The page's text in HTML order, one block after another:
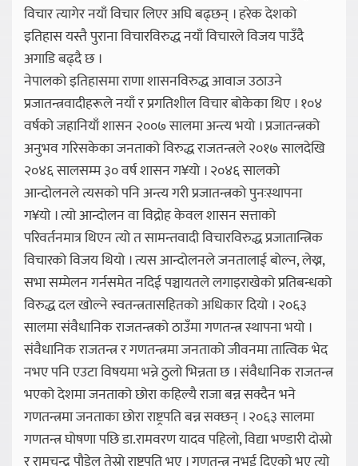
विचार त्यागेर नयाँ विचार लिएर अघि बढ्छन् । हरेक देशको
इतिहास यस्तै पुराना विचारविरुद्ध नयाँ विचारले विजय पाउँदै
अगाडि बढ्दै छ ।
नेपालको इतिहासमा राणा शासनविरुद्ध आवाज उठाउने
प्रजातन्त्रवादीहरूले नयाँ र प्रगतिशील विचार बोकेका थिए । १०४
वर्षको जहानियाँ शासन २००७ सालमा अन्त्य भयो । प्रजातन्त्रको
अनुभव गरिसकेका जनताको विरुद्ध राजतन्त्रले २०१७ सालदेखि
२०४६ सालसम्म ३० वर्ष शासन ग¥यो । २०४६ सालको
आन्दोलनले त्यसको पनि अन्त्य गरी प्रजातन्त्रको पुनःस्थापना
ग¥यो । त्यो आन्दोलन वा विद्रोह केवल शासन सत्ताको
परिवर्तनमात्र थिएन त्यो त सामन्तवादी विचारविरुद्ध प्रजातान्त्रिक
विचारको विजय थियो । त्यस आन्दोलनले जनतालाई बोल्न, लेख्न,
सभा सम्मेलन गर्नसमेत नदिई पञ्चायतले लगाइराखेको प्रतिबन्धको
विरुद्ध दल खोल्ने स्वतन्त्रतासहितको अधिकार दियो । २०६३
सालमा संवैधानिक राजतन्त्रको ठाउँमा गणतन्त्र स्थापना भयो ।
संवैधानिक राजतन्त्र र गणतन्त्रमा जनताको जीवनमा तात्विक भेद
नभए पनि एउटा विषयमा भन्ने ठुलो भिन्नता छ । संवैधानिक राजतन्त्र
भएको देशमा जनताको छोरा कहिल्यै राजा बन्न सक्दैन भने
गणतन्त्रमा जनताका छोरा राष्ट्रपति बन्न सक्छन् । २०६३ सालमा
गणतन्त्र घोषणा पछि डा.रामवरण यादव पहिलो, विद्या भण्डारी दोस्रो